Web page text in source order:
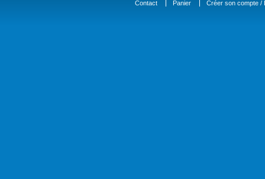
Contact Panier Créer son compte /